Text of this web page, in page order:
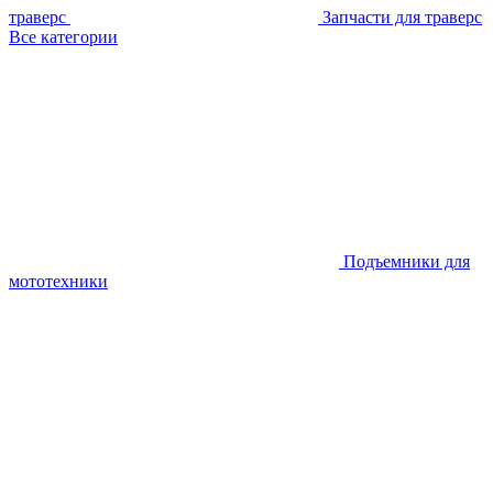
траверс
Запчасти для траверс
Все категории
Подъемники для
мототехники